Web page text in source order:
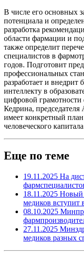
В числе его основных
потенциала и
разработка
области фармации и
также определит
специалистов в
годов. Подготовит
профессиональных
разработает и внедрит
интеллекту в
цифровой
Кедрина,
имеет конкретный
человеческого
Еще по теме
19.11.2025 На
18.11.2025 Новый
медиков вступит
08.10.2025
27.11.2025
медиков разных